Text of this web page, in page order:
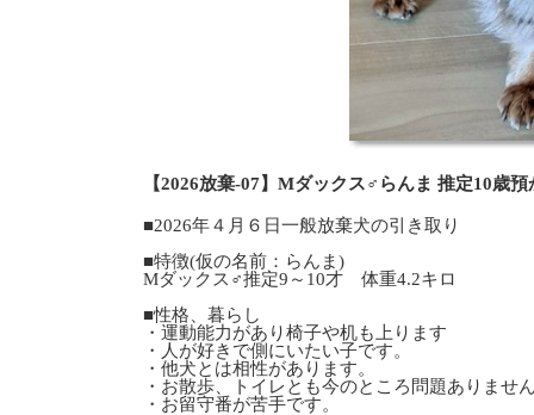
【2026放棄-07】Mダックス♂らんま 推定10歳
■2026年４月６日一般放棄犬の引き取り
■特徴(仮の名前：らんま)
Mダックス♂推定9～10才 体重4.2キロ
■性格、暮らし
・運動能力があり椅子や机も上ります
・人が好きで側にいたい子です。
・他犬とは相性があります。
・お散歩、トイレとも今のところ問題ありませ
・お留守番が苦手です。